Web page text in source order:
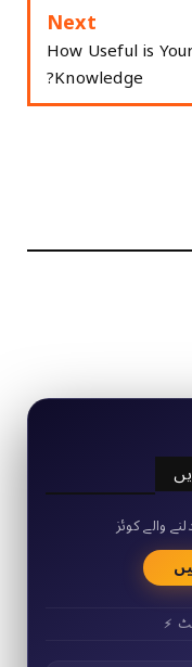
Next
How Useful is
Knowledge?
والے کوئز